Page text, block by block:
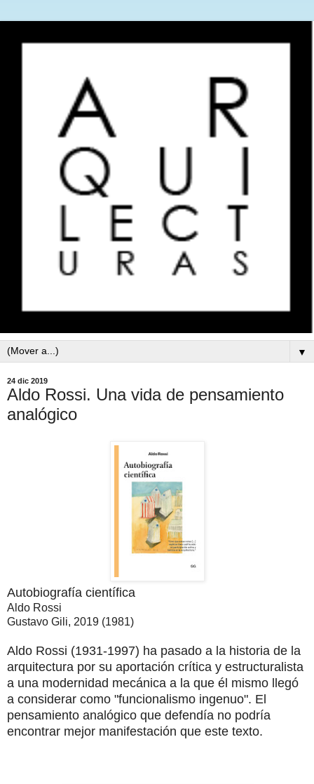
▼
24 dic 2019
Aldo Rossi. Una vida de pensamiento
analógico
Autobiografía científica
Aldo Rossi
Gustavo Gili, 2019 (1981)
Aldo Rossi (1931-1997) ha pasado a la historia de la
arquitectura por su aportación crítica y estructuralista
a una modernidad mecánica a la que él mismo llegó
a considerar como "funcionalismo ingenuo". El
pensamiento analógico que defendía no podría
encontrar mejor manifestación que este texto.